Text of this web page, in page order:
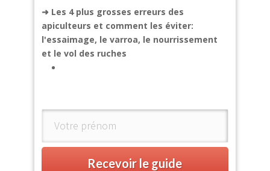
➜ Les 4 plus grosses erreurs des
apiculteurs et comment les éviter:
l'essaimage, le varroa, le nourrissement
et le vol des ruches
Recevoir le guide